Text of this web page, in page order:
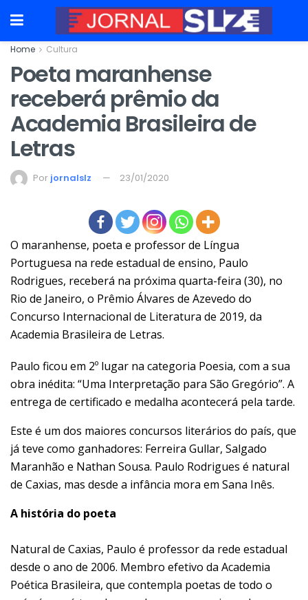
Home Cultura
Poeta maranhense
receberá prêmio da
Academia Brasileira de
Letras
Por jornalslz 23/01/2020
O maranhense, poeta e professor de Língua
Portuguesa na rede estadual de ensino, Paulo
Rodrigues, receberá na próxima quarta-feira (30), no
Rio de Janeiro, o Prêmio Álvares de Azevedo do
Concurso Internacional de Literatura de 2019, da
Academia Brasileira de Letras.
Paulo ficou em 2º lugar na categoria Poesia, com a sua
obra inédita: “Uma Interpretação para São Gregório”. A
entrega de certificado e medalha acontecerá pela tarde.
Este é um dos maiores concursos literários do país, que
já teve como ganhadores: Ferreira Gullar, Salgado
Maranhão e Nathan Sousa. Paulo Rodrigues é natural
de Caxias, mas desde a infância mora em Sana Inês.
A história do poeta
Natural de Caxias, Paulo é professor da rede estadual
desde o ano de 2006. Membro efetivo da Academia
Poética Brasileira, que contempla poetas de todo o